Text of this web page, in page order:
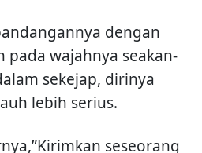
dengan
pada wajahnya seakan-
sekejap, dirinya
lebih serius.
seseorang